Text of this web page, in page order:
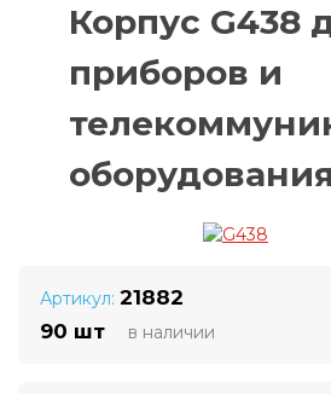
Корпус G438
приборов и
оборудования
Артикул: 21882
90 шт
в наличии